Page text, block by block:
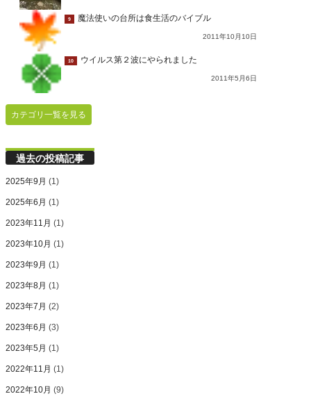
9 魔法使いの台所は食生活のバイブル
2011年10月10日
10 ウイルス第２波にやられました
2011年5月6日
カテゴリ一覧を見る
過去の投稿記事
2025年9月 (1)
2025年6月 (1)
2023年11月 (1)
2023年10月 (1)
2023年9月 (1)
2023年8月 (1)
2023年7月 (2)
2023年6月 (3)
2023年5月 (1)
2022年11月 (1)
2022年10月 (9)